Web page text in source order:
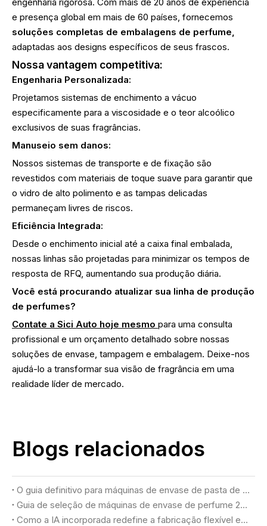
e presença global em mais de 60 países, fornecemos
soluções completas de embalagens de perfume,
adaptadas aos designs específicos de seus frascos.
Nossa vantagem competitiva:
Engenharia Personalizada:
Projetamos sistemas de enchimento a vácuo
especificamente para a viscosidade e o teor alcoólico
exclusivos de suas fragrâncias.
Manuseio sem danos:
Nossos sistemas de transporte e de fixação são
revestidos com materiais de toque suave para garantir que
o vidro de alto polimento e as tampas delicadas
permaneçam livres de riscos.
Eficiência Integrada:
Desde o enchimento inicial até a caixa final embalada,
nossas linhas são projetadas para minimizar os tempos de
resposta de RFQ, aumentando sua produção diária.
Você está procurando atualizar sua linha de produção
de perfumes?
Contate a Sici Auto hoje mesmo para uma consulta
profissional e um orçamento detalhado sobre nossas
soluções de envase, tampagem e embalagem. Deixe-nos
ajudá-lo a transformar sua visão de fragrância em uma
realidade líder de mercado.
Blogs relacionados
O guia definitivo para máquinas de envase de pasta de dente (2026)
Guia de seleção de máquinas de envase de perfume 2026: alcançando qualidade luxuosa e rendimento máximo
Como a IA incorporada redefine a fabricação flexível em fábricas de cosméticos